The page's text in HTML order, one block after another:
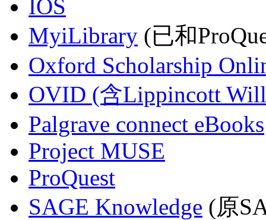
IOS
MyiLibrary (已和
Oxford Scholarship
OVID (含Lippincott
Palgrave connect eBooks
Project MUSE
ProQuest
SAGE Knowledge (原